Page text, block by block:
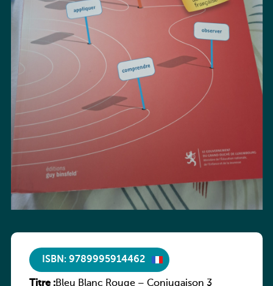
ISBN: 9789995914462
Titre :Bleu Blanc Rouge – Conjugaison 3